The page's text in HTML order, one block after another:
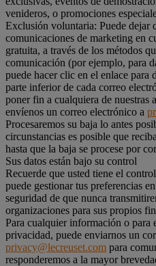
venideros, o promociones
Exclusión voluntaria: Puede dejar
comunicaciones de marketing en
gratuita, a través de los métodos
comunicación (por ejemplo, para
puede hacer clic en el enlace para
parte inferior de cada correo
poner fin a cualquiera de nuestras
envíenos un correo electrónico a
Procesaremos su baja lo antes
circunstancias es posible que
hasta que la baja se procese por
Sus datos están bajo su control
Recuerde que usted tiene el
puede gestionar tus preferencias
seguridad de que nunca
organizaciones para sus propios
Para cualquier información o para
privacidad, puede enviarnos un
privacy@lecreuset.com para
responderemos a la mayor